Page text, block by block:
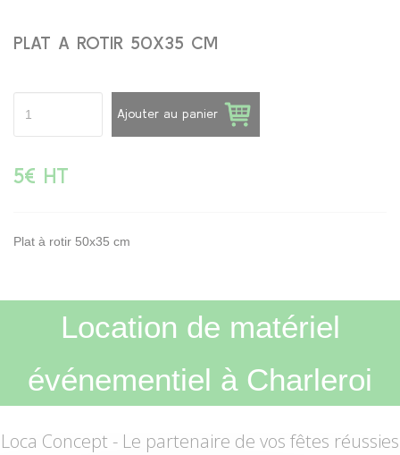
PLAT A ROTIR 50X35 CM
Ajouter au panier
5€ HT
Plat à rotir 50x35 cm
Location de matériel
événementiel à Charleroi
Loca Concept - Le partenaire de vos fêtes réussies